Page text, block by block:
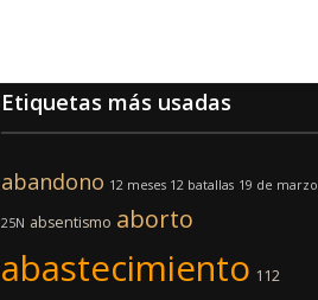
Etiquetas más usadas
abandono 12 meses 12 batallas 19 de marzo
25N absentismo aborto
abastecimiento 112